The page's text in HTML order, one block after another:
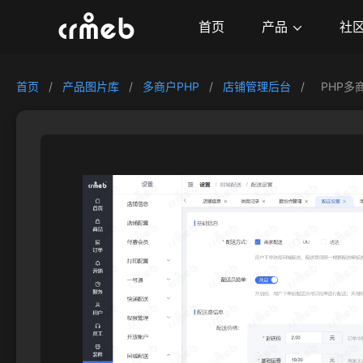
首页 产品 社
首页 / 产品图片库 / 多商户PHP / 店铺管理后台 / PHP多